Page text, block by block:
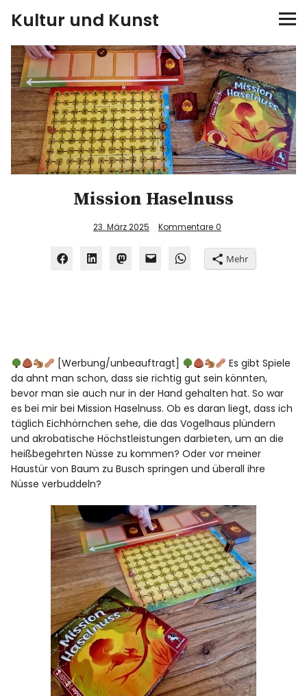
Kultur und Kunst
kultur & kunst
Ausstellungen
Spiele
Konzerte
Museen bei…Mission Haselnuss
23. März 2025 Kommentare 0
Mehr
[Werbung/unbeauftragt]
Es gibt Spiele
da ahnt man schon, dass sie richtig gut sein könnten,
bevor man sie auch nur in der Hand gehalten hat. So war
es bei mir bei Mission Haselnuss. Ob es daran liegt, dass ich
täglich Eichhörnchen sehe, die das Vogelhaus plündern
und akrobatische Höchstleistungen darbieten, um an die
heißbegehrten Nüsse zu kommen? Oder vor meiner
Haustür von Baum zu Busch springen und überall ihre
Nüsse verbuddeln?